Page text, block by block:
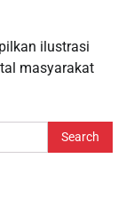
ilustrasi
masyarakat